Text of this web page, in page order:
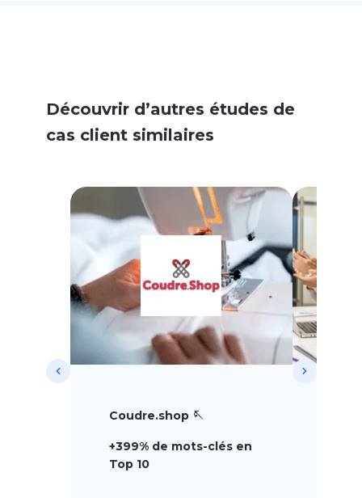
Découvrir d’autres études de
cas client similaires
Coudre.shop 🪡
+399% de mots-clés en
Top 10